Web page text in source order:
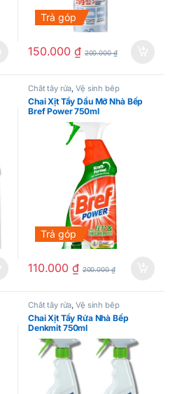
thể. Các tùy chọn có thể được
Trả góp
150.000 ₫ 200.000₫
Chất tẩy rửa,Vệ sinh bếp
Chai Xịt Tẩy Dầu Mỡ Nhà Bếp
Bref Power 750ml
Trả góp
110.000 ₫ 200.000₫
Chất tẩy rửa,Vệ sinh bếp
Chai Xịt Tẩy Rửa Nhà Bếp
Denkmit 750ml